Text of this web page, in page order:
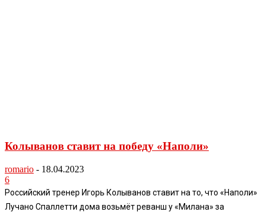
Колыванов ставит на победу «Наполи»
romario - 18.04.2023
6
Российский тренер Игорь Колыванов ставит на то, что «Наполи»
Лучано Спаллетти дома возьмёт реванш у «Милана» за